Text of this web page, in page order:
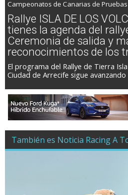
Campeonatos de Canarias de
Rallye ISLA DE LOS
tienes la agenda del
Ceremonia de salida y
reconocimientos de los
El programa del Rallye de Tierra
Ciudad de Arrecife sigue avanzando
También es Noticia Racing A